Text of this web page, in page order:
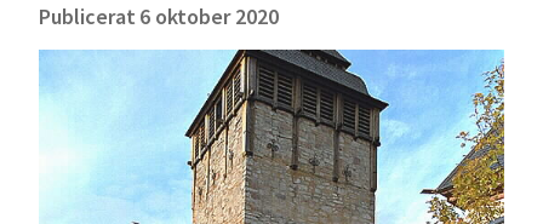
Publicerat 6 oktober 2020